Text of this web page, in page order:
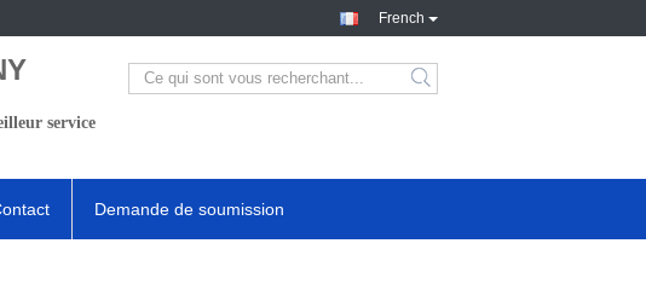
French
service
Demande de soumission